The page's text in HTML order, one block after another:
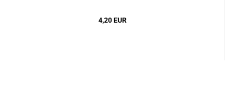
4,20 EUR